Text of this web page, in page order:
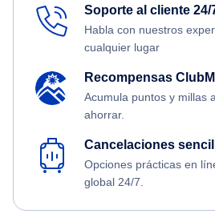
Soporte al cliente 24/
Habla con nuestros
cualquier lugar
Recompensas
Acumula puntos y millas
ahorrar.
Cancelaciones
Opciones prácticas en
global 24/7.